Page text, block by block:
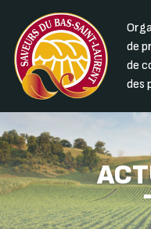
de
de
des